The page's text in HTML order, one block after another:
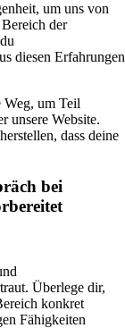
um uns von
der
diesen Erfahrungen
Weg, um Teil
unsere Website.
dass deine
bei
Überlege dir,
konkret
Fähigkeiten